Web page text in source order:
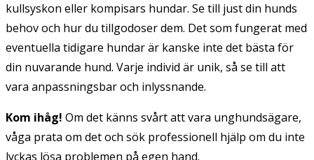
kullsyskon eller kompisars hundar. Se till just din hunds
behov och hur du tillgodoser dem. Det som fungerat med
eventuella tidigare hundar är kanske inte det bästa för
din nuvarande hund. Varje individ är unik, så se till att
vara anpassningsbar och inlyssnande.
Kom ihåg! Om det känns svårt att vara unghundsägare,
våga prata om det och sök professionell hjälp om du inte
lyckas lösa problemen på egen hand.